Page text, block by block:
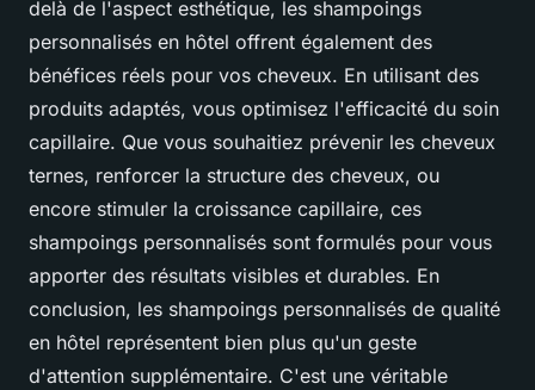
delà de l'aspect esthétique, les shampoings
personnalisés en hôtel offrent également des
bénéfices réels pour vos cheveux. En utilisant des
produits adaptés, vous optimisez l'efficacité du soin
capillaire. Que vous souhaitiez prévenir les cheveux
ternes, renforcer la structure des cheveux, ou
encore stimuler la croissance capillaire, ces
shampoings personnalisés sont formulés pour vous
apporter des résultats visibles et durables. En
conclusion, les shampoings personnalisés de qualité
en hôtel représentent bien plus qu'un geste
d'attention supplémentaire. C'est une véritable